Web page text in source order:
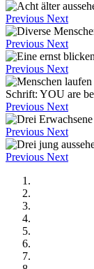
Previous Next
Previous Next
Previous Next
Previous Next
Previous Next
Previous Next